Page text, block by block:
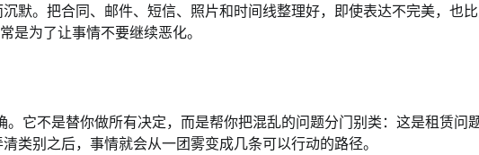
默。把合同、邮件、短信、照片和时间线整理好，即使表达不完美，也
是为了让事情不要继续恶化。
它不是替你做所有决定，而是帮你把混乱的问题分门别类：这是租赁问
类别之后，事情就会从一团雾变成几条可以行动的路径。